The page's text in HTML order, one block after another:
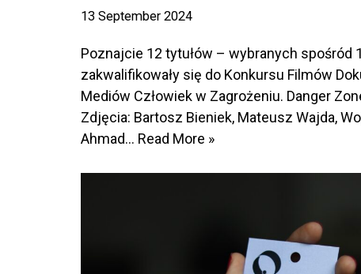
13 September 2024
Poznajcie 12 tytułów – wybranych spośród
zakwalifikowały się do Konkursu Filmów
Mediów Człowiek w Zagrożeniu. Danger
Zdjęcia: Bartosz Bieniek, Mateusz Wajda,
Ahmad… Read More »